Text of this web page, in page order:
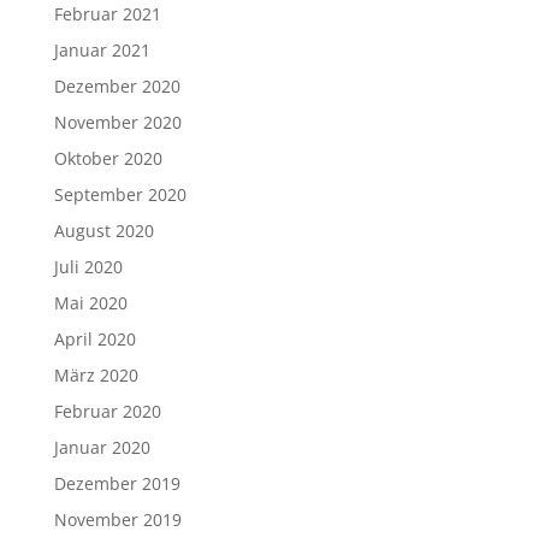
Februar 2021
Januar 2021
Dezember 2020
November 2020
Oktober 2020
September 2020
August 2020
Juli 2020
Mai 2020
April 2020
März 2020
Februar 2020
Januar 2020
Dezember 2019
November 2019